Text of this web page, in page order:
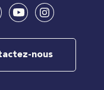
nous